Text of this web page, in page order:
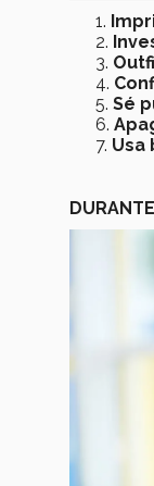
Sé
Usa